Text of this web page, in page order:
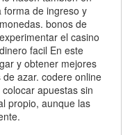
forma de ingreso y
bonos de
el casino
facil En este
y obtener mejores
azar. codere online
apuestas sin
propio, aunque las